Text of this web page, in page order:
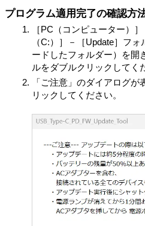
いことを保証するのもので
許諾ソフトウェアによって
ても、本情報をその他の情
ても、お客さまを個人と
ん。VAIOは、本情報をお
使用しません。許諾ソフト
個人名、住所、電話番号ま
を特定する情報は含みませ
い。
VAIOおよび原権利者は、
グ等の不具合がないこと、
中断なく稼動することまた
お客さまおよび第三者に損
せん。ただし、VAIOおよ
グ等の不具合に対応するた
プログラム適用完了の確認方
［PC（コンピューター）
（C:）］－［Update］フ
ードしたフォルダー）を開
ルをダブルクリックしてく
「ご注意」のダイアログ
リックしてください。